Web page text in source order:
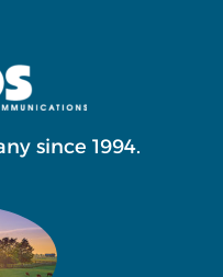
since 1994.